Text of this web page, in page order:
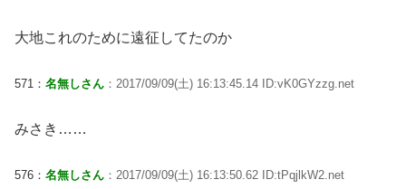
大地これのために遠征してたのか
571： 名無しさん ：2017/09/09(土) 16:13:45.14 ID:vK0GYzzg.net
みさき……
576： 名無しさん ：2017/09/09(土) 16:13:50.62 ID:tPqjlkW2.net